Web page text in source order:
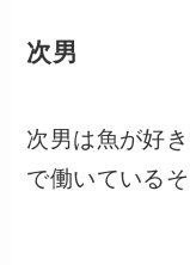
次男
次男は魚が好
で働いているそ